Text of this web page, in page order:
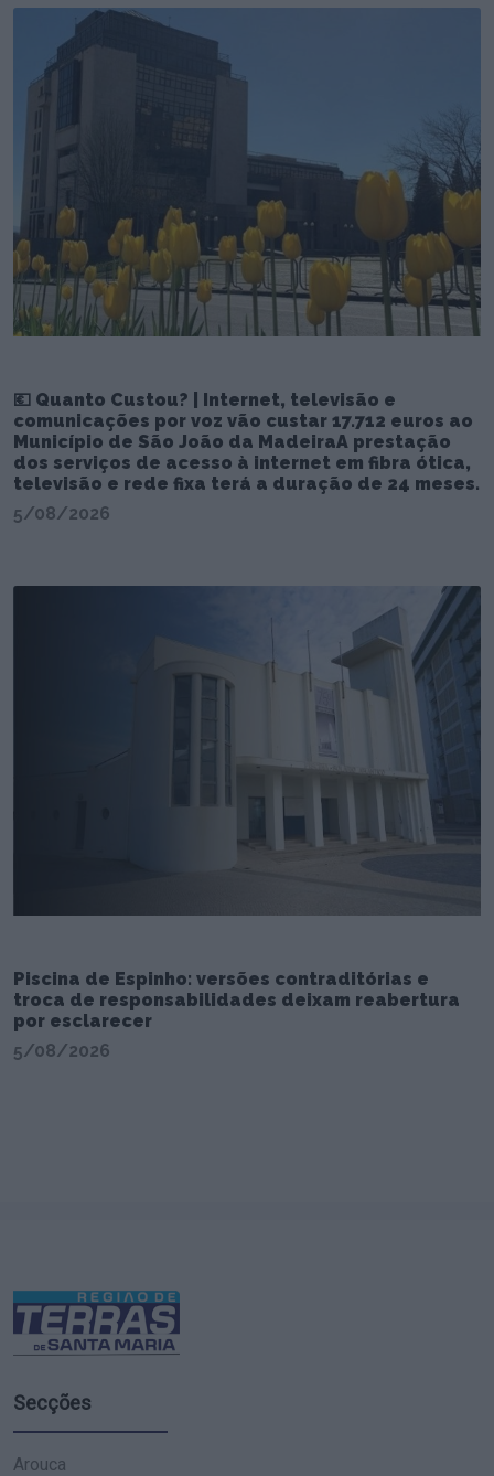
💶 Quanto Custou? | Internet, televisão e
comunicações por voz vão custar 17.712 euros ao
Município de São João da MadeiraA prestação
dos serviços de acesso à internet em fibra ótica,
televisão e rede fixa terá a duração de 24 meses.
5/08/2026
Piscina de Espinho: versões contraditórias e
troca de responsabilidades deixam reabertura
por esclarecer
5/08/2026
Secções
Arouca